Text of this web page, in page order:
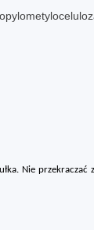
Nie przekraczać